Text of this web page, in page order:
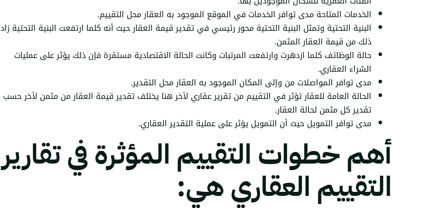
الخدمات المتاحة مدى توافر الخدمات في الموقع الموجود به العقار محل التقييم.
البنية التحتية وتمثل البنية التحتية محور رئيسي في تقدير قيمة العقار حيث أنه كلما ارتفعت البنية التحتية زاد
ذلك من قيمة العقار المثمن.
حالة الوظائف كلما ازدهرت وارتفعت المرتبات وكانت الحالة الاقتصادية مستقرة فإن ذلك يؤثر على عمليات
الشراء العقاري.
مدى توافر المواصلات من وإلى المكان الموجود به العقار محل التقدير.
الحالة العامة للعقار تؤثر في التقييم من تقرير عقاري لآخر هنا يختلف تقدير قيمة العقار من مثمن لآخر حسب
تقدير كل مثمن لحالة العقار.
مدى توافر التمويل حيث أن التمويل يؤثر على عملية التقدير العقاري.
أهم خطوات التقييم المؤثرة في تقارير
التقييم العقاري هي: